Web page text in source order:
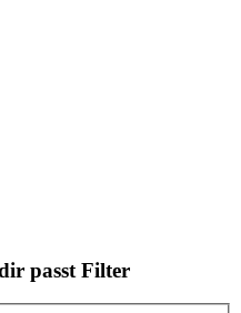
passt Filter